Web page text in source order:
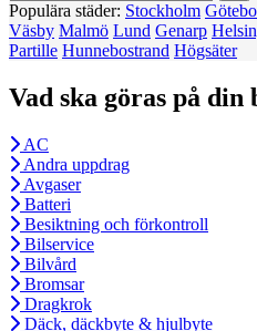
Populära städer: Stockholm
Väsby Malmö Lund Genarp
Partille Hunnebostrand Högsäter
Vad ska göras på din
AC
Andra uppdrag
Avgaser
Batteri
Besiktning och förkontroll
Bilservice
Bilvård
Bromsar
Dragkrok
Däck, däckbyte & hjulbyte